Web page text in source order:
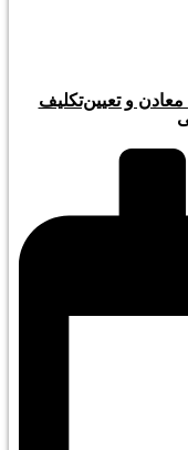
و تعیین‌تکلیف